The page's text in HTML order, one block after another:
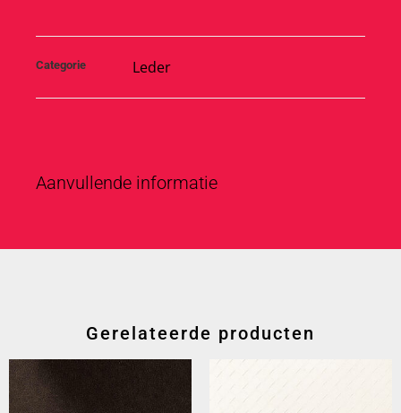
Categorie Leder
Aanvullende informatie
Gerelateerde producten